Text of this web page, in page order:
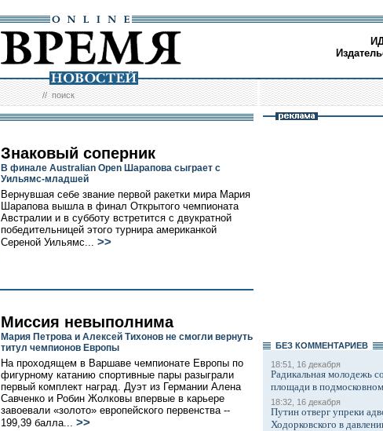
//поиск
Знаковый соперник
В финале Australian Open Шарапова сыграет с
Уильямс-младшей
Вернувшая себе звание первой ракетки мира Мария
Шарапова вышла в финал Открытого чемпионата
Австралии и в субботу встретится с двукратной
победительницей этого турнира американкой
Сереной Уильямс... >>
Миссия невыполнима
Мария Петрова и Алексей Тихонов не смогли вернуть
титул чемпионов Европы
На проходящем в Варшаве чемпионате Европы по
фигурному катанию спортивные пары разыграли
первый комплект наград. Дуэт из Германии Алена
Савченко и Робин Жолковы впервые в карьере
завоевали «золото» европейского первенства --
199,39 балла... >>
БЕЗ КОМMЕНТАРИЕВ
18:51, 16 декабря
Радикальная молодежь
площади в
18:32, 16 декабря
Путин отверг упреки
Ходорковского в